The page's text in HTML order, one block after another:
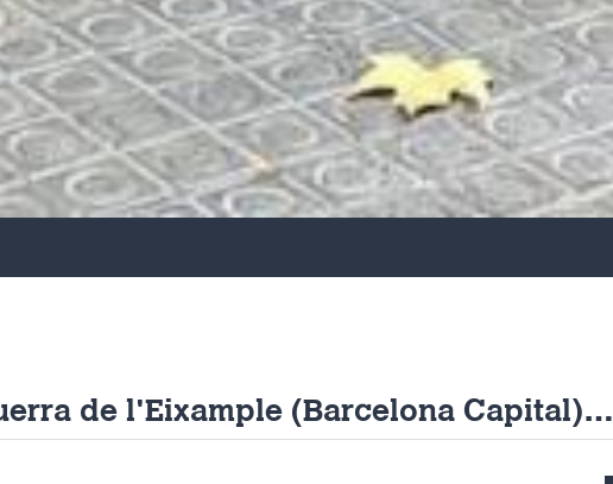
Local a lloguer L'Antiga Esquerra de l'Eixample (Barcelona Capital)